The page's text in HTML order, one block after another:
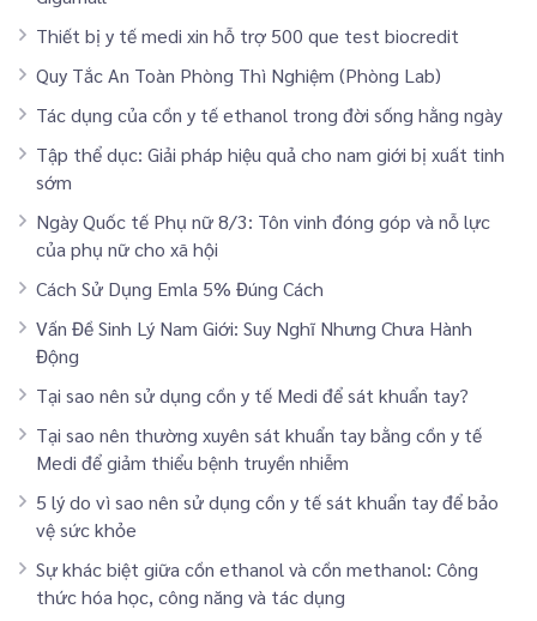
Thiết bị y tế medi xin hỗ trợ 500 que test biocredit
Quy Tắc An Toàn Phòng Thì Nghiệm (Phòng Lab)
Tác dụng của cồn y tế ethanol trong đời sống hằng ngày
Tập thể dục: Giải pháp hiệu quả cho nam giới bị xuất tinh
sớm
Ngày Quốc tế Phụ nữ 8/3: Tôn vinh đóng góp và nỗ lực
của phụ nữ cho xã hội
Cách Sử Dụng Emla 5% Đúng Cách
Vấn Đề Sinh Lý Nam Giới: Suy Nghĩ Nhưng Chưa Hành
Động
Tại sao nên sử dụng cồn y tế Medi để sát khuẩn tay?
Tại sao nên thường xuyên sát khuẩn tay bằng cồn y tế
Medi để giảm thiểu bệnh truyền nhiễm
5 lý do vì sao nên sử dụng cồn y tế sát khuẩn tay để bảo
vệ sức khỏe
Sự khác biệt giữa cồn ethanol và cồn methanol: Công
thức hóa học, công năng và tác dụng